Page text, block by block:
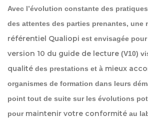
Avec l’évolution constante des
des attentes des parties prenantes, une
référentiel Qualiopi est envisagée pour
version 10 du guide de lecture (V10)
qualité des prestations et à mieux
organismes de formation dans leurs
point tout de suite sur les évolutions
pour maintenir votre conformité au